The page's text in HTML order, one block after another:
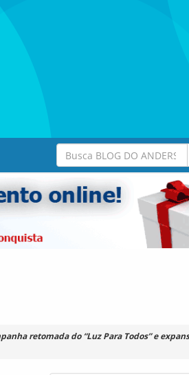
retomada do “Luz Para Todos” e